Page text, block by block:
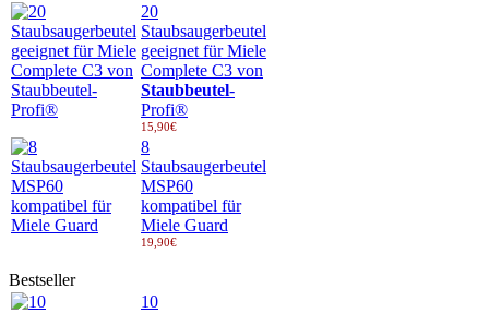
20
Staubsaugerbeutel
geeignet für Miele
Complete C3 von
Staubbeutel-
Profi®
15,90€
8
Staubsaugerbeutel
MSP60
kompatibel für
Miele Guard
19,90€
Bestseller
10